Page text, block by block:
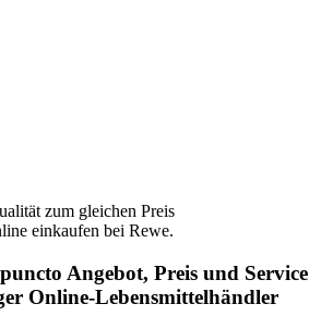
zum gleichen Preis
einkaufen bei Rewe.
Angebot, Preis und Service
Online-Lebensmittelhändler